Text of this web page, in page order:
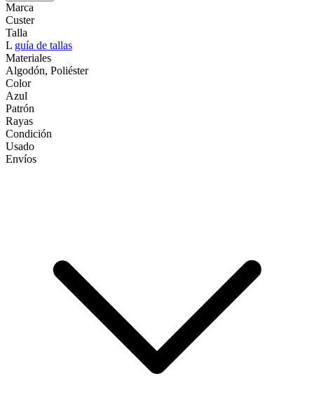
Marca
Custer
Talla
L guía de tallas
Materiales
Algodón, Poliéster
Color
Azul
Patrón
Rayas
Condición
Usado
Envíos